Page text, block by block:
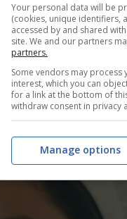
che Vera
per parlare con
nelle cucine
possa
Your personal data will be
(cookies, unique identifiers,
accessed by and shared
site. We and our partners
partners.
Some vendors may
interest, which you can
for a link at the bottom of
withdraw consent in privacy
Manage options